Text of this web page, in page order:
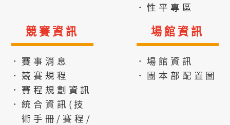
．性平專區
競賽資訊
．賽事消息
．競賽規程
．賽程規劃資訊
．統合資訊(技
術手冊/賽程/
場館資訊
．場館資訊
．團本部配置圖